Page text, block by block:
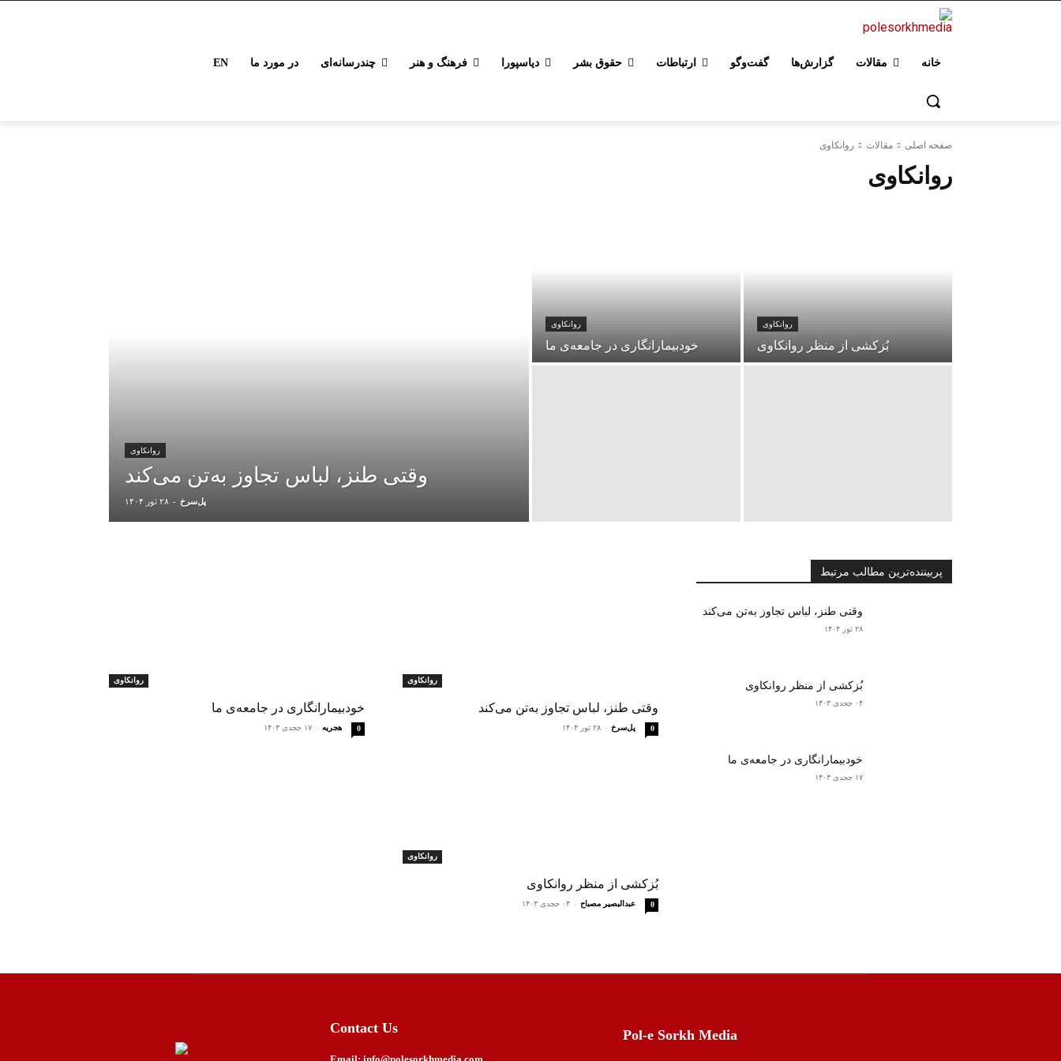
خانه مقالات گزارش‌ها گفت‌وگو ارتباطات حقوق بشر دیاسپورا فرهنگ و هنر چندرسانه‌ای در مورد ما EN
صفحه اصلی مقالات روانکاوی
روانکاوی
روانکاوی
وقتی طنز، لباس تجاوز به‌تن می‌کند
پل‌سرخ - ۲۸ ثور ۱۴۰۴
روانکاوی
خودبیمارانگاری در جامعه‌ی ما
روانکاوی
بُزکشی از منظر روانکاوی
روانکاوی
وقتی طنز، لباس تجاوز به‌تن می‌کند
پل‌سرخ - ۲۸ ثور ۱۴۰۴ 0
روانکاوی
خودبیمارانگاری در جامعه‌ی ما
هجریه - ۱۷ ججدی ۱۴۰۳ 0
روانکاوی
بُزکشی از منظر روانکاوی
عبدالبصیر مصباح - ۰۴ ججدی ۱۴۰۳ 0
پربیننده‌ترین مطالب مرتبط
وقتی طنز، لباس تجاوز به‌تن می‌کند
۲۸ ثور ۱۴۰۴
بُزکشی از منظر روانکاوی
۰۴ ججدی ۱۴۰۳
خودبیمارانگاری در جامعه‌ی ما
۱۷ ججدی ۱۴۰۳
Contact Us Pol-e Sorkh Media